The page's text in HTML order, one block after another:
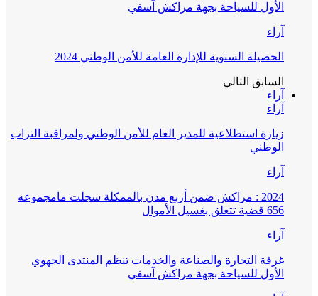
الأول للسياحة بجهة مراكش آسفي
آراء
الحصيلة السنوية للإدارة العامة للأمن الوطني 2024
السابق التالي
آراء
آراء
زيارة استطلاعية للمدير العام للأمن الوطني ولمراقبة التراب
الوطني
آراء
2024 : مراكش ضمن أربع مدن بالممكلة سجلت مامجموعه
656 قضية تتعلق بغسيل الأموال
آراء
غرفة التجارة والصناعة والخدمات تنظم المنتدى الجهوي
الأول للسياحة بجهة مراكش آسفي